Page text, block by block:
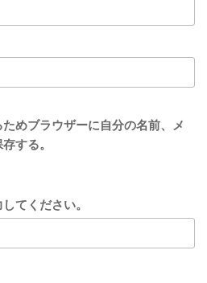
めブラウザーに自分の名前、メ
する。
てください。